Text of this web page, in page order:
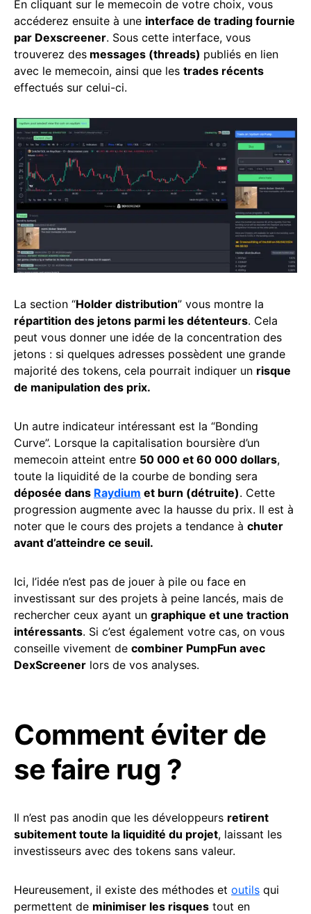
En cliquant sur le memecoin de votre choix, vous
accéderez ensuite à une interface de trading fournie
par Dexscreener. Sous cette interface, vous
trouverez des messages (threads) publiés en lien
avec le memecoin, ainsi que les trades récents
effectués sur celui-ci.
La section “Holder distribution” vous montre la
répartition des jetons parmi les détenteurs. Cela
peut vous donner une idée de la concentration des
jetons : si quelques adresses possèdent une grande
majorité des tokens, cela pourrait indiquer un risque
de manipulation des prix.
Un autre indicateur intéressant est la “Bonding
Curve”. Lorsque la capitalisation boursière d’un
memecoin atteint entre 50 000 et 60 000 dollars,
toute la liquidité de la courbe de bonding sera
déposée dans Raydium et burn (détruite). Cette
progression augmente avec la hausse du prix. Il est à
noter que le cours des projets a tendance à chuter
avant d’atteindre ce seuil.
Ici, l’idée n’est pas de jouer à pile ou face en
investissant sur des projets à peine lancés, mais de
rechercher ceux ayant un graphique et une traction
intéressants. Si c’est également votre cas, on vous
conseille vivement de combiner PumpFun avec
DexScreener lors de vos analyses.
Comment éviter de
se faire rug ?
Il n’est pas anodin que les développeurs retirent
subitement toute la liquidité du projet, laissant les
investisseurs avec des tokens sans valeur.
Heureusement, il existe des méthodes et outils qui
permettent de minimiser les risques tout en